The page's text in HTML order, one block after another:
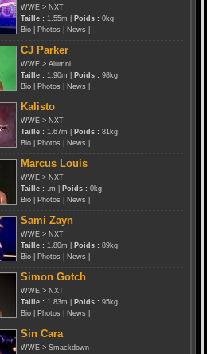
WWE > NXT
Taille : 1.55m | Poids : 0kg
Bio
Photos News
CJ Parker
WWE > Alumni
Taille : 1.90m | Poids : 98kg
Bio
Photos News
Kalisto
WWE > NXT
Taille : 1.67m | Poids : 81kg
Bio
Photos News
Marcus Louis
WWE > NXT
Taille : .m | Poids : 0kg
Bio
Photos News
Sami Zayn
WWE > NXT
Taille : 1.80m | Poids : 89kg
Bio
Photos News
Simon Gotch
WWE > NXT
Taille : 1.83m | Poids : 95kg
Bio
Photos News
Sin Cara
WWE > Smackdown